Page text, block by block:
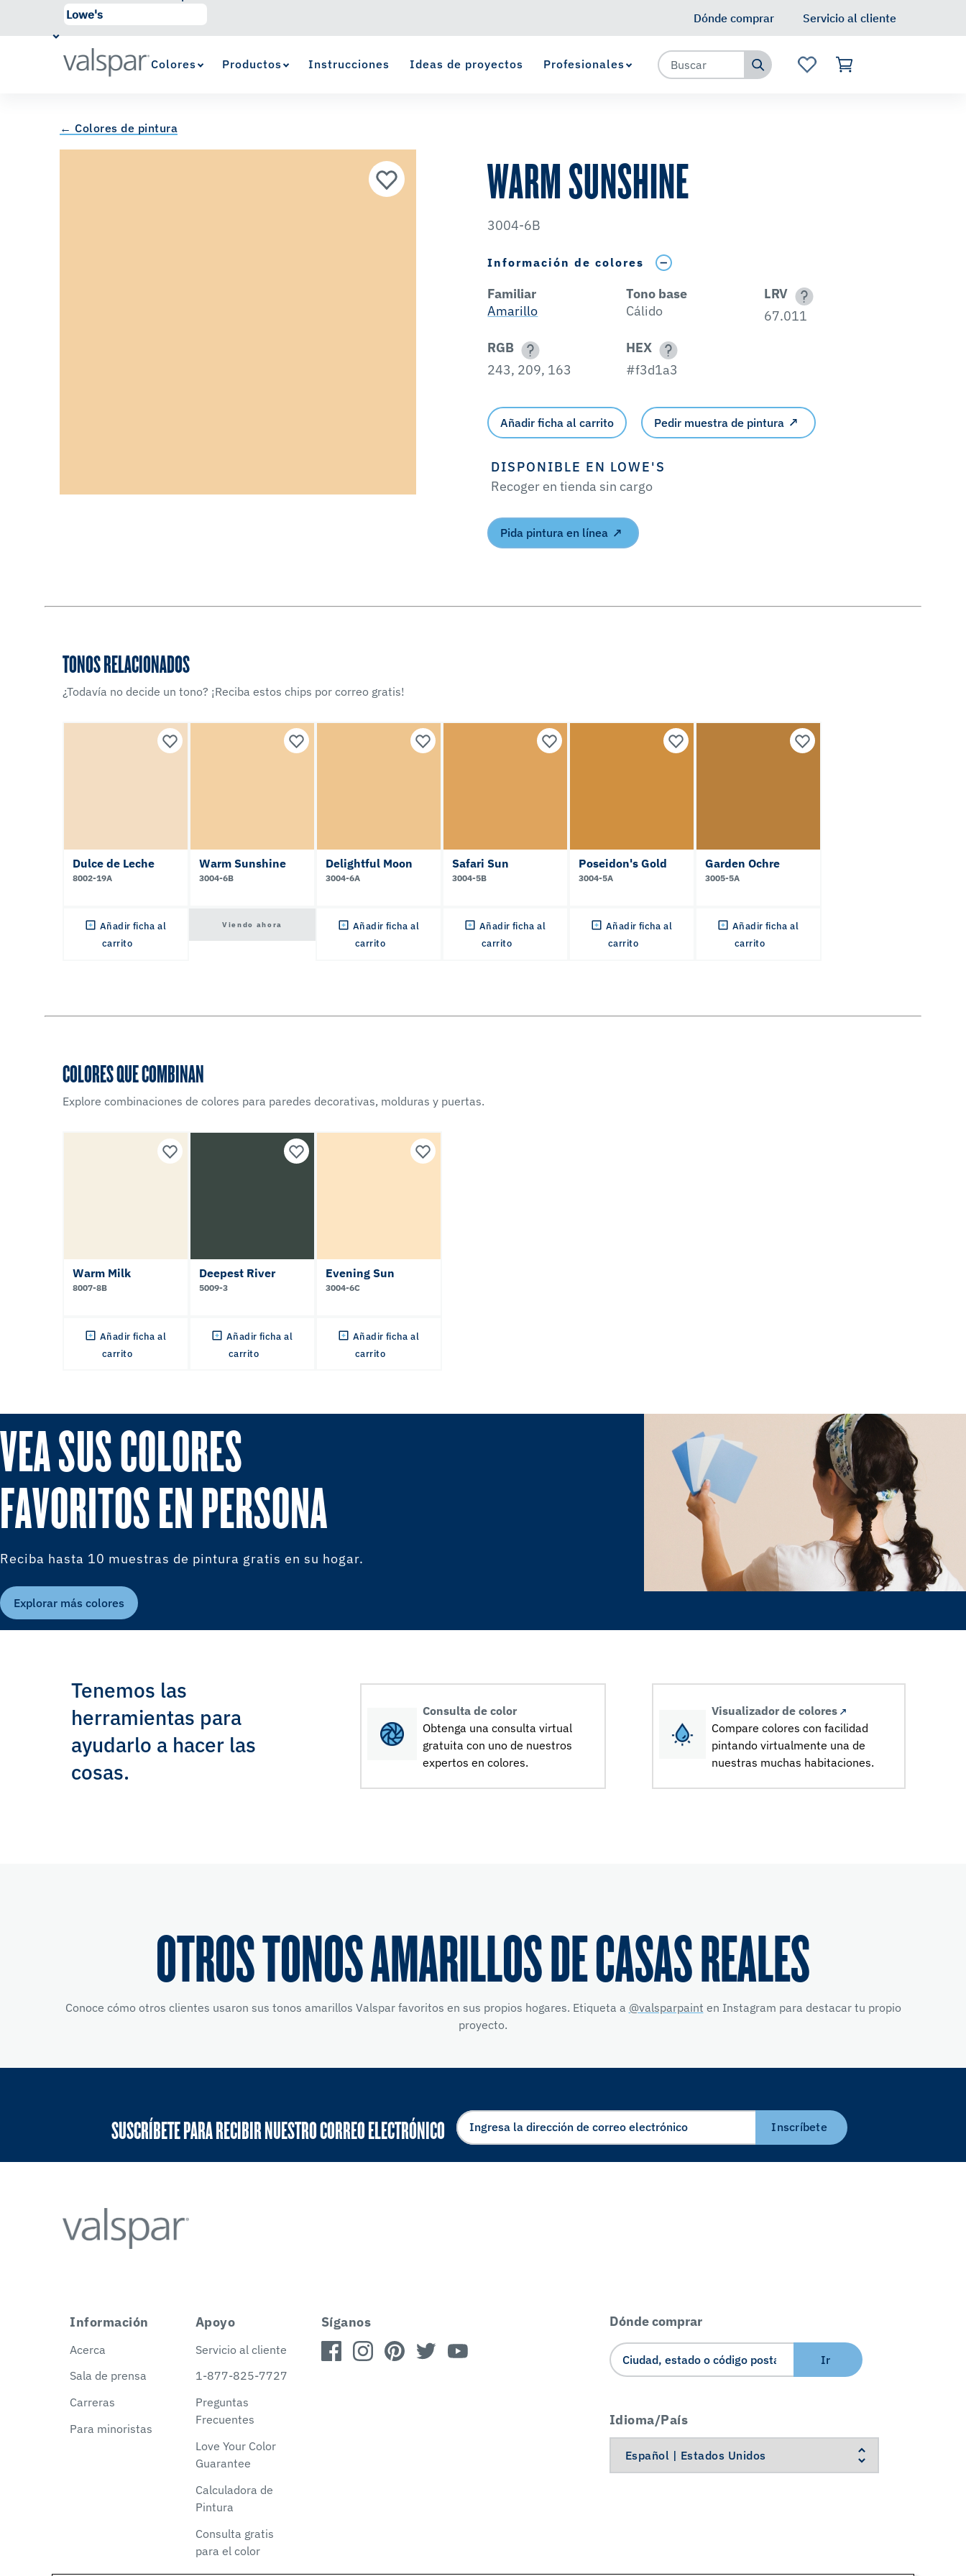
Dónde comprar
Servicio al cliente
Colores Productos Instrucciones Ideas de proyectos Profesionales
← Colores de pintura
WARM SUNSHINE
3004-6B
Información de colores
Familiar
Amarillo
Tono base
Cálido
LRV
67.011
RGB
243, 209, 163
HEX
#f3d1a3
Añadir ficha al carrito Pedir muestra de pintura
DISPONIBLE EN LOWE'S
Recoger en tienda sin cargo
Pida pintura en línea
TONOS RELACIONADOS
¿Todavía no decide un tono? ¡Reciba estos chips por correo gratis!
Dulce de Leche
8002-19A
Añadir ficha al
carrito
Warm Sunshine
3004-6B
Viendo ahora
Delightful Moon
3004-6A
Añadir ficha al
carrito
Safari Sun
3004-5B
Añadir ficha al
carrito
Poseidon's Gold
3004-5A
Añadir ficha al
carrito
Garden Ochre
3005-5A
Añadir ficha al
carrito
COLORES QUE COMBINAN
Explore combinaciones de colores para paredes decorativas, molduras y puertas.
Warm Milk
8007-8B
Añadir ficha al
carrito
Deepest River
5009-3
Añadir ficha al
carrito
Evening Sun
3004-6C
Añadir ficha al
carrito
VEA SUS COLORES
FAVORITOS EN PERSONA
Reciba hasta 10 muestras de pintura gratis en su hogar.
Explorar más colores
Tenemos las
herramientas para
ayudarlo a hacer las
cosas.
Consulta de color
Obtenga una consulta virtual
gratuita con uno de nuestros
expertos en colores.
Visualizador de colores
Compare colores con facilidad
pintando virtualmente una de
nuestras muchas habitaciones.
OTROS TONOS AMARILLOS DE CASAS REALES
Conoce cómo otros clientes usaron sus tonos amarillos Valspar favoritos en sus propios hogares. Etiqueta a @valsparpaint en Instagram para destacar tu propio
proyecto.
SUSCRÍBETE PARA RECIBIR NUESTRO CORREO ELECTRÓNICO Inscríbete
Información
Acerca
Sala de prensa
Carreras
Para minoristas
Apoyo
Servicio al cliente
1-877-825-7727
Preguntas
Frecuentes
Love Your Color
Guarantee
Calculadora de
Pintura
Consulta gratis
para el color
Síganos Dónde comprar
Ir
Idioma/País